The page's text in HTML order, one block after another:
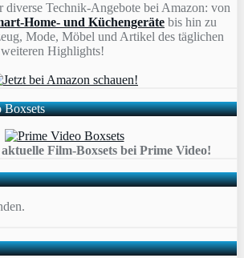
diverse Technik-Angebote bei Amazon: von
Home- und Küchengeräte bis hin zu
Mode, Möbel und Artikel des täglichen
Highlights!
Boxsets
Film-Boxsets bei Prime Video!